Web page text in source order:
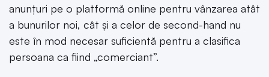
anunțuri pe o platformă online pentru vânzarea atât
a bunurilor noi, cât și a celor de second-hand nu
este în mod necesar suficientă pentru a clasifica
persoana ca fiind „comerciant”.